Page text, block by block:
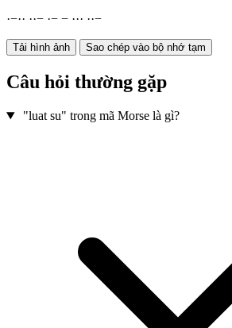
·−·· ··− ·− − ··· ··−
Tải hình ảnh Sao chép vào bộ nhớ tạm
Câu hỏi thường gặp
"luat su" trong mã Morse là gì?